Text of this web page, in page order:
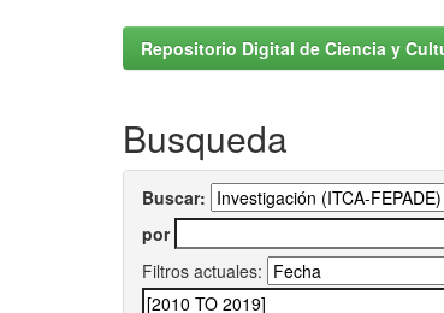
Repositorio Digital de Ciencia y
Busqueda
Buscar:
por
Filtros actuales: